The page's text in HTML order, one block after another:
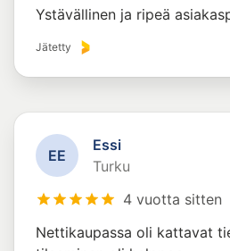
Ystävällinen ja ripeä
Jätetty
EE
Essi
Turku
4 vuotta sitten
Nettikaupassa oli kattavat